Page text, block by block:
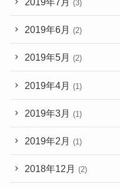
(3)
2019年6月 (2)
2019年5月 (2)
2019年4月 (1)
2019年3月 (1)
2019年2月 (1)
2018年12月 (2)